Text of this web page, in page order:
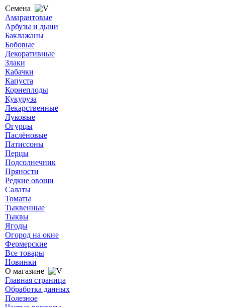
Семена
Амарантовые
Арбузы и дыни
Баклажаны
Бобовые
Декоративные
Злаки
Кабачки
Капуста
Корнеплоды
Кукуруза
Лекарственные
Луковые
Огурцы
Паслёновые
Патиссоны
Перцы
Подсолнечник
Пряности
Редкие овощи
Салаты
Томаты
Тыквенные
Тыквы
Ягоды
Огород на окне
Фермерские
Все товары
Новинки
О магазине
Главная страница
Обработка данных
Полезное